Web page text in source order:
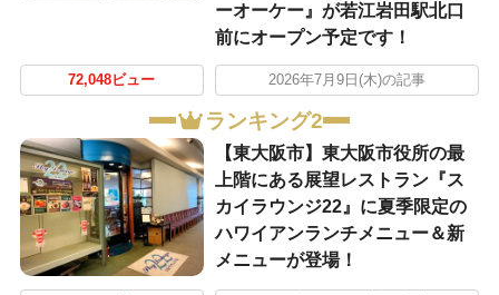
ーオーケー』が若江岩田駅北口
前にオープン予定です！
72,048ビュー 2026年7月9日(木)の記事
ランキング2
【東大阪市】東大阪市役所の最
上階にある展望レストラン『ス
カイラウンジ22』に夏季限定の
ハワイアンランチメニュー＆新
メニューが登場！